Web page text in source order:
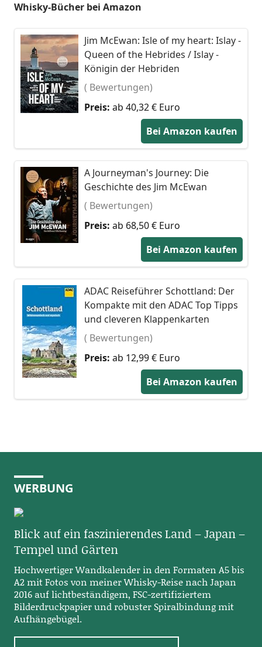
Whisky-Bücher bei Amazon
Jim McEwan: Isle of my heart: Islay -
Queen of the Hebrides / Islay -
Königin der Hebriden
( Bewertungen)
Preis: ab 40,32 € Euro
Bei Amazon kaufen
A Journeyman's Journey: Die
Geschichte des Jim McEwan
( Bewertungen)
Preis: ab 68,50 € Euro
Bei Amazon kaufen
ADAC Reiseführer Schottland: Der
Kompakte mit den ADAC Top Tipps
und cleveren Klappenkarten
( Bewertungen)
Preis: ab 12,99 € Euro
Bei Amazon kaufen
WERBUNG
Blick auf ein faszinierendes Land – Japan –
Tempel und Gärten
Hochwertiger Wandkalender in den Formaten A5 bis
A2 mit Fotos von meiner Whisky-Reise nach Japan
2016 auf lichtbeständigem, FSC-zertifiziertem
Bilderdruckpapier und robuster Spiralbindung mit
Aufhängebügel.